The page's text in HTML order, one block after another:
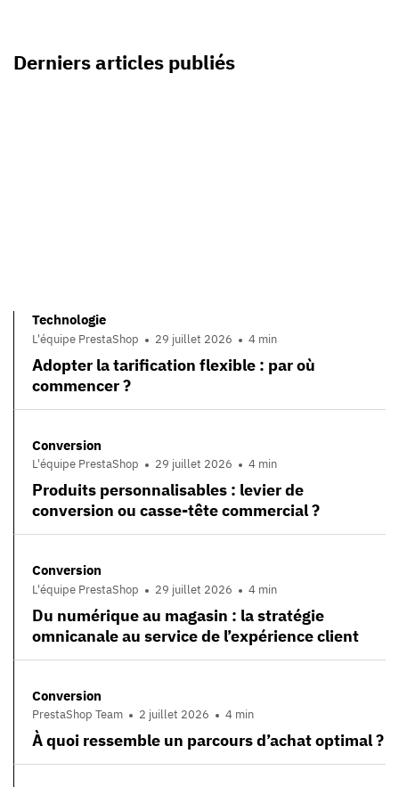
Derniers articles publiés
Technologie
L'équipe PrestaShop 29 juillet 2026 4 min
Adopter la tarification flexible : par où
commencer ?
Conversion
L'équipe PrestaShop 29 juillet 2026 4 min
Produits personnalisables : levier de
conversion ou casse-tête commercial ?
Conversion
L'équipe PrestaShop 29 juillet 2026 4 min
Du numérique au magasin : la stratégie
omnicanale au service de l’expérience client
Conversion
PrestaShop Team 2 juillet 2026 4 min
À quoi ressemble un parcours d’achat optimal ?